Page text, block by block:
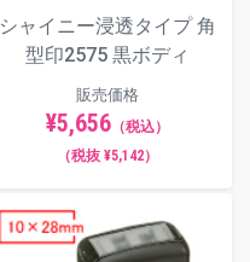
シャイニー浸透タイプ 角
型印2575 黒ボディ
販売価格
¥5,656（税込）
（税抜 ¥5,142）